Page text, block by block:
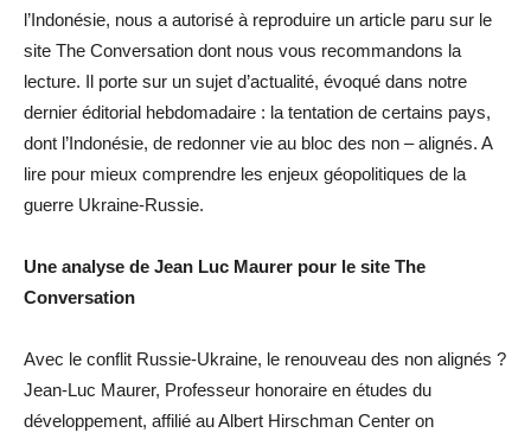
l’Indonésie, nous a autorisé à reproduire un article paru sur le
site The Conversation dont nous vous recommandons la
lecture. Il porte sur un sujet d’actualité, évoqué dans notre
dernier éditorial hebdomadaire : la tentation de certains pays,
dont l’Indonésie, de redonner vie au bloc des non – alignés. A
lire pour mieux comprendre les enjeux géopolitiques de la
guerre Ukraine-Russie.
Une analyse de Jean Luc Maurer pour le site The
Conversation
Avec le conflit Russie-Ukraine, le renouveau des non alignés ?
Jean-Luc Maurer, Professeur honoraire en études du
développement, affilié au Albert Hirschman Center on